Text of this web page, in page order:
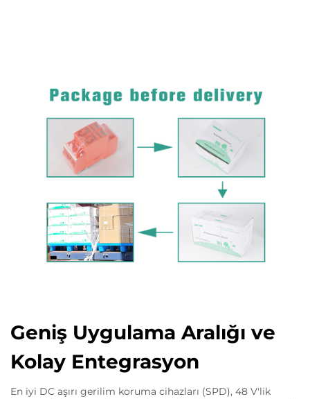
Geniş Uygulama Aralığı ve
Kolay Entegrasyon
En iyi DC aşırı gerilim koruma cihazları (SPD), 48 V'lik